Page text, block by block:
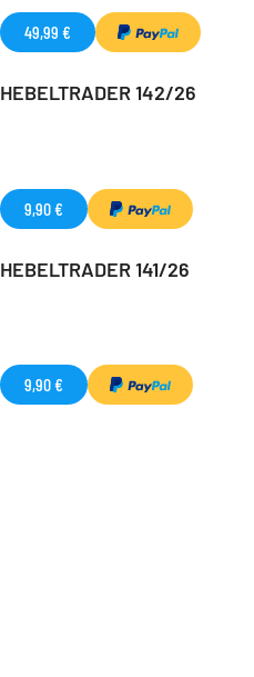
49,99 €
HEBELTRADER 142/26
9,90 €
HEBELTRADER 141/26
9,90 €